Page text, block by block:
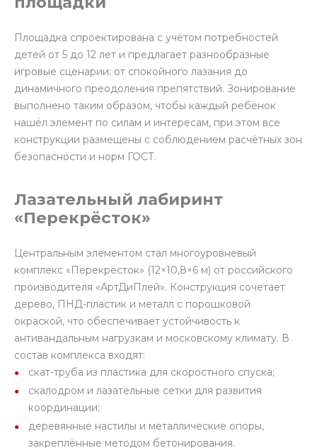
Площадка спроектирована с учётом потребностей
детей от 5 до 12 лет и предлагает разнообразные
игровые сценарии: от спокойного лазания до
динамичного преодоления препятствий. Зонирование
выполнено таким образом, чтобы каждый ребёнок
нашёл элемент по силам и интересам, при этом все
конструкции размещены с соблюдением расчётных зон
безопасности и норм ГОСТ.
Лазательный лабиринт
«Перекрёсток»
Центральным элементом стал многоуровневый
комплекс «Перекрёсток» (12×10,8×6 м) от российского
производителя «АртДиПлей». Конструкция сочетает
дерево, ПНД-пластик и металл с порошковой
окраской, что обеспечивает устойчивость к
антивандальным нагрузкам и московскому климату. В
состав комплекса входят:
скат-труба из пластика для скоростного спуска;
скалодром и лазательные сетки для развития
координации;
деревянные настилы и металлические опоры,
закреплённые методом бетонирования.